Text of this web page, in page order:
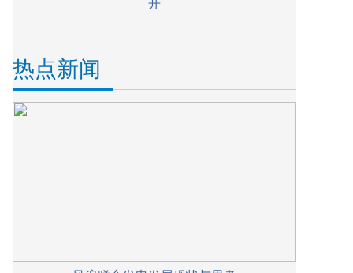
开
热点新闻